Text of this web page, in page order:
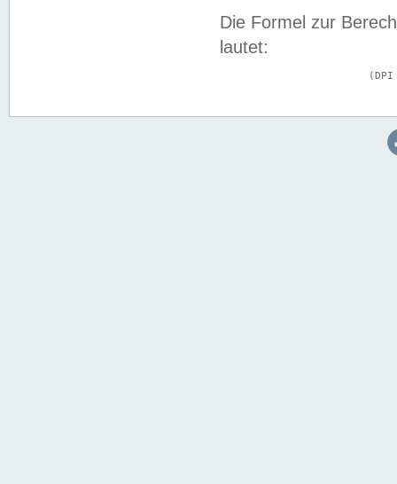
Die Formel zur
lautet: